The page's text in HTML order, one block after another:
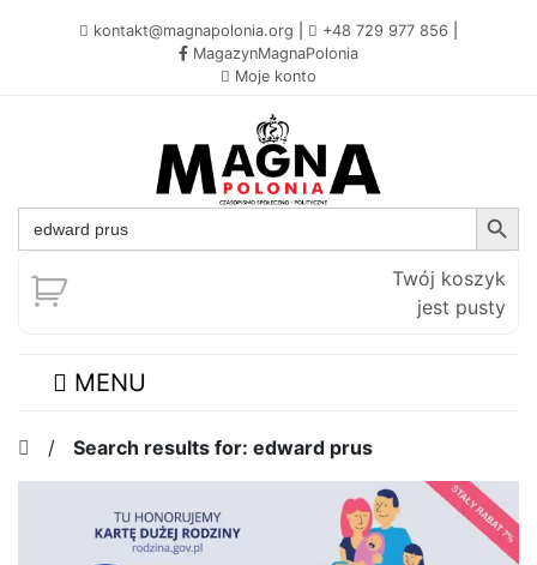
kontakt@magnapolonia.org +48 729 977 856
MagazynMagnaPolonia
Moje konto
Search
for:
Search Button
Twój koszyk
jest pusty
MENU
/ Search results for: edward prus